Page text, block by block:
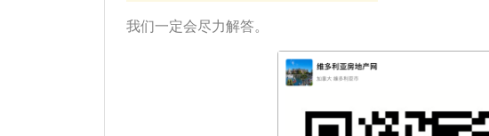
我们一定会尽力解答。